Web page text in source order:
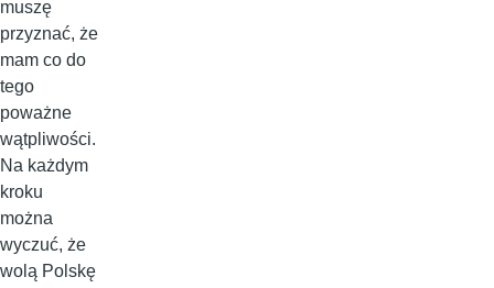
muszę
przyznać, że
mam co do
tego
poważne
wątpliwości.
Na każdym
kroku
można
wyczuć, że
wolą Polskę